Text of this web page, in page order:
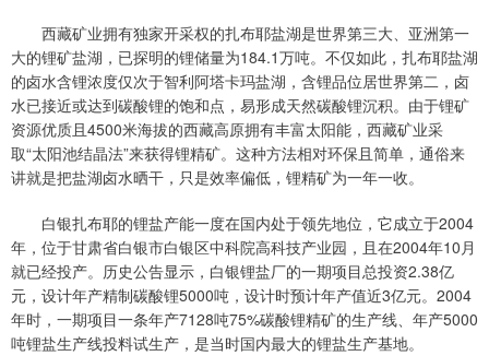
西藏矿业拥有独家开采权的扎布耶盐湖是世界第三大、亚洲第一
大的锂矿盐湖，已探明的锂储量为184.1万吨。不仅如此，扎布耶盐湖
的卤水含锂浓度仅次于智利阿塔卡玛盐湖，含锂品位居世界第二，卤
水已接近或达到碳酸锂的饱和点，易形成天然碳酸锂沉积。由于锂矿
资源优质且4500米海拔的西藏高原拥有丰富太阳能，西藏矿业采
取“太阳池结晶法”来获得锂精矿。这种方法相对环保且简单，通俗来
讲就是把盐湖卤水晒干，只是效率偏低，锂精矿为一年一收。
白银扎布耶的锂盐产能一度在国内处于领先地位，它成立于2004
年，位于甘肃省白银市白银区中科院高科技产业园，且在2004年10月
就已经投产。历史公告显示，白银锂盐厂的一期项目总投资2.38亿
元，设计年产精制碳酸锂5000吨，设计时预计年产值近3亿元。2004
年时，一期项目一条年产7128吨75%碳酸锂精矿的生产线、年产5000
吨锂盐生产线投料试生产，是当时国内最大的锂盐生产基地。